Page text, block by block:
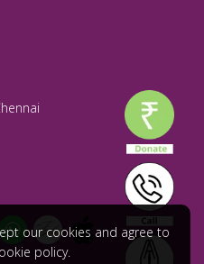
our cookies and agree to
policy.